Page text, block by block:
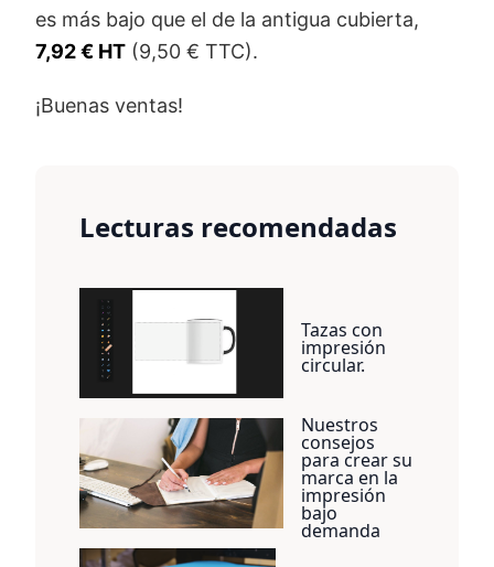
es más bajo que el de la antigua cubierta,
7,92 € HT (9,50 € TTC).
¡Buenas ventas!
Lecturas recomendadas
Tazas con
impresión
circular.
Nuestros
consejos
para crear su
marca en la
impresión
bajo
demanda